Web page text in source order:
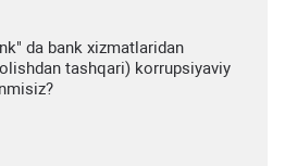
da bank xizmatlaridan
tashqari) korrupsiyaviy